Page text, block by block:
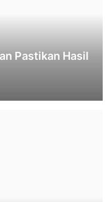
Pastikan Hasil